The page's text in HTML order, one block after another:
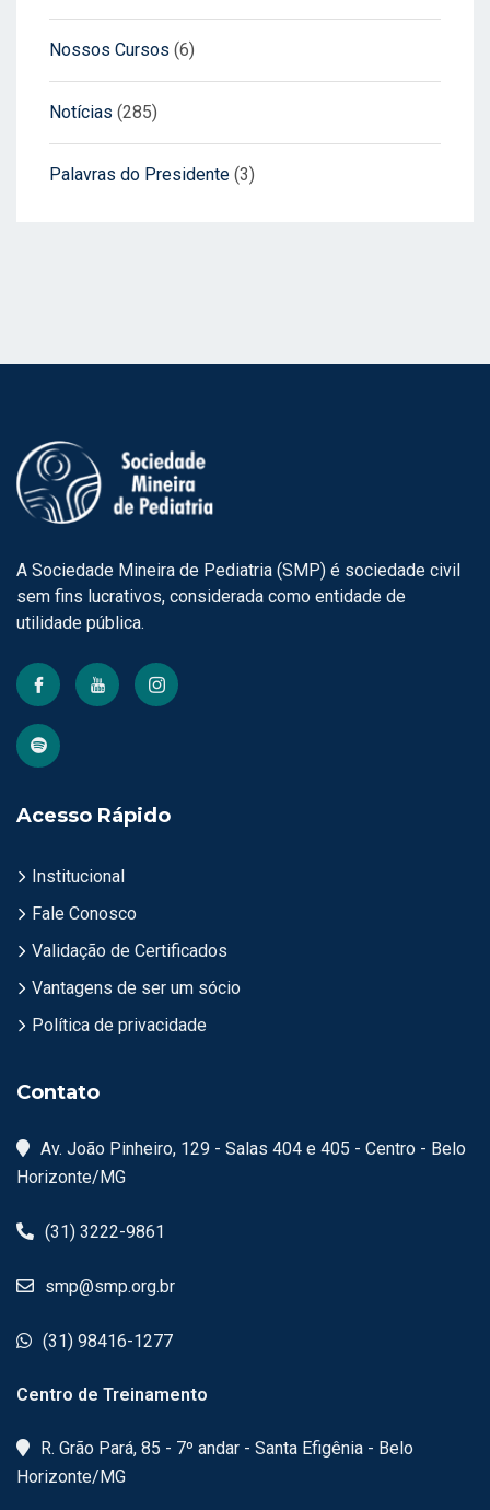
Nossos Cursos (6)
Notícias (285)
Palavras do Presidente (3)
A Sociedade Mineira de Pediatria (SMP) é sociedade civil
sem fins lucrativos, considerada como entidade de
utilidade pública.
Acesso Rápido
Institucional
Fale Conosco
Validação de Certificados
Vantagens de ser um sócio
Política de privacidade
Contato
Av. João Pinheiro, 129 - Salas 404 e 405 - Centro - Belo
Horizonte/MG
(31) 3222-9861
smp@smp.org.br
(31) 98416-1277
Centro de Treinamento
R. Grão Pará, 85 - 7º andar - Santa Efigênia - Belo
Horizonte/MG